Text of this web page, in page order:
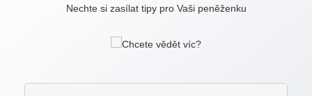
z finančních důvodů dovolit nemůžete, neváhejte
rok, aby ta vaše příští dovolená opravdu stála za to.
Nechte si zasílat tipy pro Vaši peněženku